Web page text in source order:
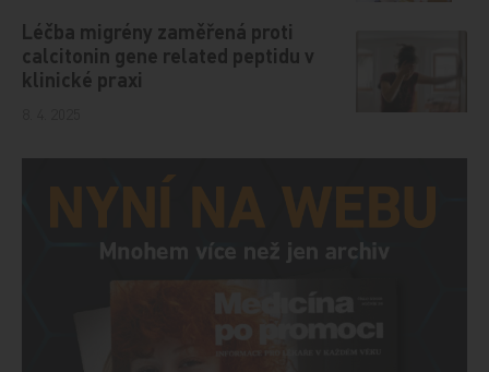
Léčba migrény zaměřená proti
calcitonin gene related peptidu v
klinické praxi